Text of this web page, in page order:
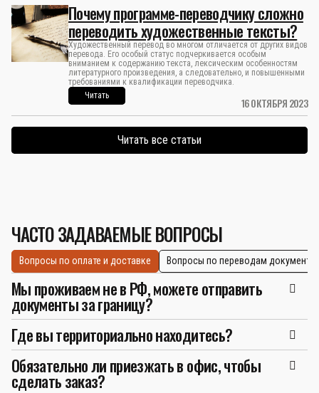
16 ОКТЯБРЯ 2023
Почему программе-переводчику сложно
переводить художественные тексты?
Художественный перевод во многом отличается от других видов
перевода. Его особый статус подчеркивается особым
вниманием к содержанию текста, лексическим особенностям
литературного произведения, а следовательно, и повышенными
требованиями к квалификации переводчика.
Читать
Читать все статьи
ЧАСТО ЗАДАВАЕМЫЕ ВОПРОСЫ
Вопросы по оплате и доставке Вопросы по переводам
Мы проживаем не в РФ, можете отправить
документы за границу?
Где вы территориально находитесь?
Обязательно ли приезжать в офис, чтобы
сделать заказ?